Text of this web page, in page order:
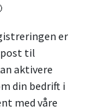
er
post til
aktivere
din bedrift i
med våre